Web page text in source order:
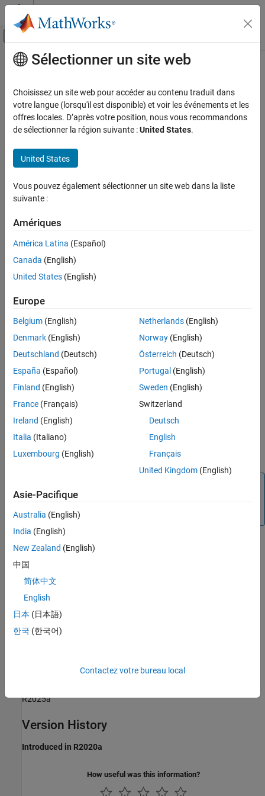
Passer au contenu
Activer/désactiver l'affichage du menu
Accueil de la documentation
Modeling Guidelines
MAB Modeling Guidelines
jc_0247: Length restriction for block names
ON THIS PAGE
Guideline Publication
MATLAB Versions
Rule
Rationale
Version History
Contenu principal
jc_0247: Length restriction for block
names
Guideline Publication
Simulink , and Stateflow
Version 6.0
NA-MAAB — a
MATLABVersions
All
Rule
Sub ID a
The number of characters in the block name shall be less than or
equal to configured limit. Default value is 63 characters.
Exception
Inportand Outport
Custom Parameter
Maximum block name length
The MATLAB limit for the number of characters you can
use in block names is 2048.
Rationale
Sub ID a:
Verification
Last Changed
R2025a
Version History
Introduced in R2020a
How useful was this information?
Sélectionner un site web
Choisissez un site web pour accéder au contenu traduit dans
votre langue (lorsqu'il est disponible) et voir les événements et les
offres locales. D’après votre position, nous vous recommandons
de sélectionner la région suivante :United States.
United States
Vous pouvez également sélectionner un site web dans la liste
suivante :
Amériques
América Latina (Español)
Canada (English)
United States (English)
Europe
Belgium (English)
Denmark (English)
Deutschland (Deutsch)
España (Español)
Finland (English)
France (Français)
Ireland (English)
Italia (Italiano)
Luxembourg (English)
Netherlands(English)
Norway(English)
Österreich (Deutsch)
Portugal (English)
Sweden (English)
Switzerland
Deutsch
English
Français
United Kingdom(English)
Asie-Pacifique
Australia (English)
India (English)
New Zealand (English)
中国
简体中文
English
日本 (日本語)
한국 (한국어)
Contactez votre bureau local